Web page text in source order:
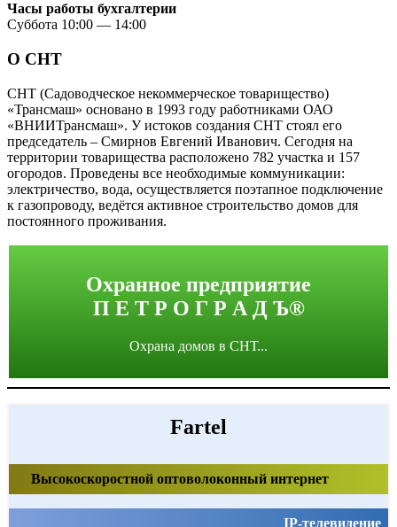
Часы работы бухгалтерии
Суббота 10:00 — 14:00
О СНТ
СНТ (Садоводческое некоммерческое товарищество)
«Трансмаш» основано в 1993 году работниками ОАО
«ВНИИТрансмаш». У истоков создания СНТ стоял его
председатель – Смирнов Евгений Иванович. Сегодня на
территории товарищества расположено 782 участка и 157
огородов. Проведены все необходимые коммуникации:
электричество, вода, осуществляется поэтапное подключение
к газопроводу, ведётся активное строительство домов для
постоянного проживания.
Охранное предприятие
П Е Т Р О Г Р А Д Ъ®
Охрана домов в СНТ...
Fartel
Высокоскоростной оптоволоконный интернет
IP-телевидение